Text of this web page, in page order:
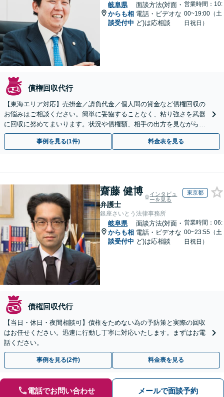
岐阜県
からも相
談受付中
面談方法(対面・
電話・ビデオな
ど)は応相談
営業時間：10:
00~19:00（土
日祝日）
債権回収代行
【東海エリア対応】売掛金／請負代金／個人間の貸金など債権回収の
お悩みはご相談ください。簡単に妥協することなく、粘り強さを武器
に回収に努めてまいります。状況や債権額、相手の出方を見ながら、
効果的な方法を臨機応変に対応いたします【土日祝対応可】
事例を見る(1件) 料金表を見る
齋藤 健博
弁護士
インタビュ
ーを見る
東京都
銀座さいとう法律事務所
岐阜県
からも相
談受付中
面談方法(対面・
電話・ビデオな
ど)は応相談
営業時間：06:
00~23:55（土
日祝日）
債権回収代行
【当日・休日・夜間相談可】債権をためない為の予防策と実際の回収
はお任せください。迅速に行動し丁寧に対応いたします。まずはお電
話ください。
事例を見る(2件) 料金表を見る
電話でお問い合わせ メールで面談予約